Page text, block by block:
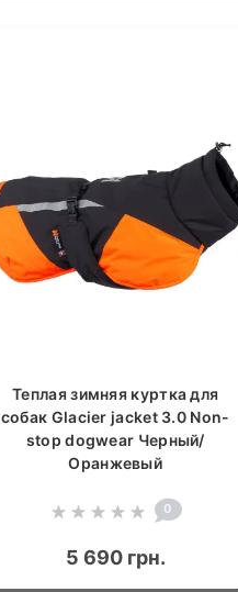
Теплая зимняя куртка для
собак Glacier jacket 3.0 Non-
stop dogwear Черный/
Оранжевый
0
5 690 грн.